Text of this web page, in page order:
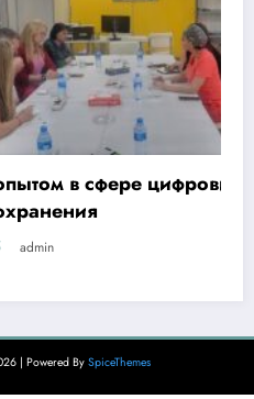
цифровизации
| Powered By SpiceThemes